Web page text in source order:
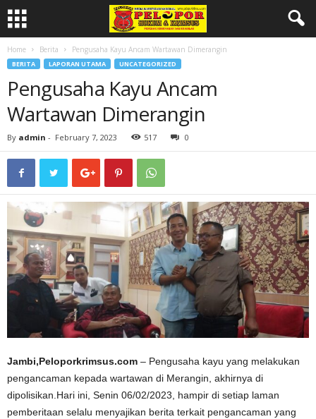
Home Berita Pengusaha Kayu Ancam Wartawan Dimerangin
BERITA LAPORAN UTAMA UNCATEGORIZED
Pengusaha Kayu Ancam
Wartawan Dimerangin
By admin - February 7, 2023 517 0
Jambi,Peloporkrimsus.com – Pengusaha kayu yang melakukan
pengancaman kepada wartawan di Merangin, akhirnya di
dipolisikan.Hari ini, Senin 06/02/2023, hampir di setiap laman
pemberitaan selalu menyajikan berita terkait pengancaman yang